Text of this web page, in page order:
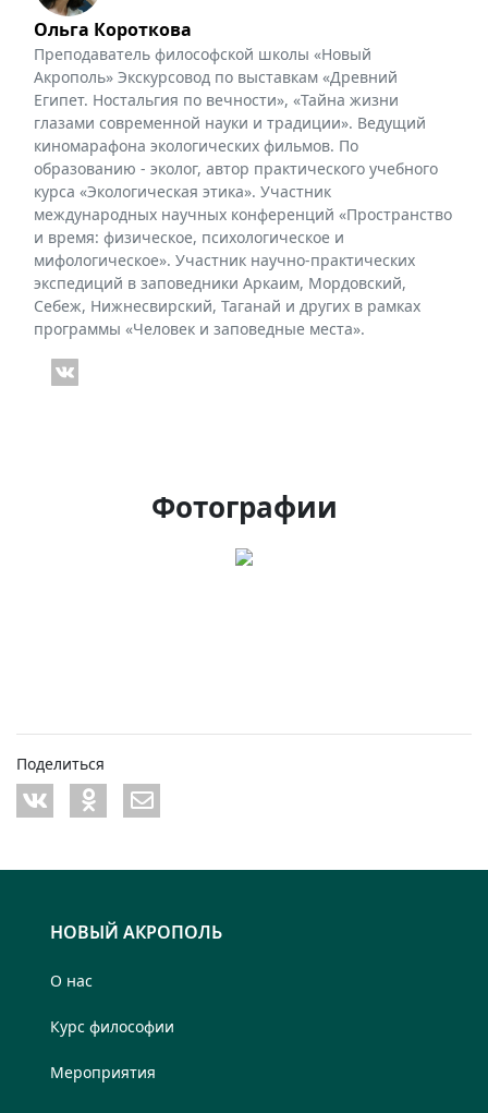
Ольга Короткова
Преподаватель философской школы «Новый
Акрополь» Экскурсовод по выставкам «Древний
Египет. Ностальгия по вечности», «Тайна жизни
глазами современной науки и традиции». Ведущий
киномарафона экологических фильмов. По
образованию - эколог, автор практического учебного
курса «Экологическая этика». Участник
международных научных конференций «Пространство
и время: физическое, психологическое и
мифологическое». Участник научно-практических
экспедиций в заповедники Аркаим, Мордовский,
Себеж, Нижнесвирский, Таганай и других в рамках
программы «Человек и заповедные места».
Фотографии
Поделиться
НОВЫЙ АКРОПОЛЬ
О нас
Курс философии
Мероприятия